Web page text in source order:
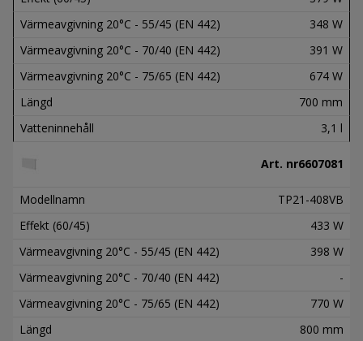
Värmeavgivning 20°C - 55/45 (EN 442)
348 W
Värmeavgivning 20°C - 70/40 (EN 442)
391 W
Värmeavgivning 20°C - 75/65 (EN 442)
674 W
Längd
700 mm
Vatteninnehåll
3,1 l
Art. nr6607081
Modellnamn
TP21-408VB
Effekt (60/45)
433 W
Värmeavgivning 20°C - 55/45 (EN 442)
398 W
Värmeavgivning 20°C - 70/40 (EN 442)
-
Värmeavgivning 20°C - 75/65 (EN 442)
770 W
Längd
800 mm